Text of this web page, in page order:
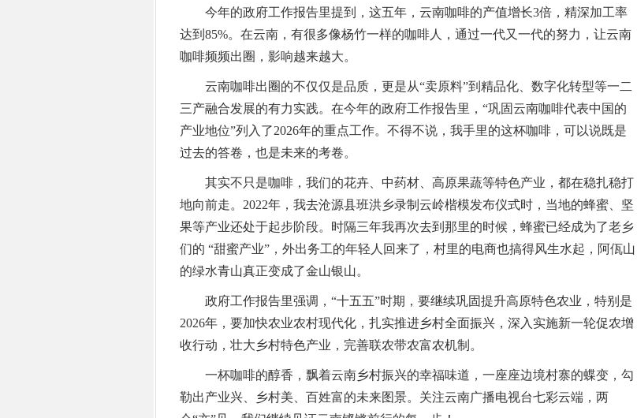
今年的政府工作报告里提到，这五年，云南咖啡的产值增长3倍，精深加工率
达到85%。在云南，有很多像杨竹一样的咖啡人，通过一代又一代的努力，让云南
咖啡频频出圈，影响越来越大。
云南咖啡出圈的不仅仅是品质，更是从“卖原料”到精品化、数字化转型等一二
三产融合发展的有力实践。在今年的政府工作报告里，“巩固云南咖啡代表中国的
产业地位”列入了2026年的重点工作。不得不说，我手里的这杯咖啡，可以说既是
过去的答卷，也是未来的考卷。
其实不只是咖啡，我们的花卉、中药材、高原果蔬等特色产业，都在稳扎稳打
地向前走。2022年，我去沧源县班洪乡录制云岭楷模发布仪式时，当地的蜂蜜、坚
果等产业还处于起步阶段。时隔三年我再次去到那里的时候，蜂蜜已经成为了老乡
们的 “甜蜜产业”，外出务工的年轻人回来了，村里的电商也搞得风生水起，阿佤山
的绿水青山真正变成了金山银山。
政府工作报告里强调，“十五五”时期，要继续巩固提升高原特色农业，特别是
2026年，要加快农业农村现代化，扎实推进乡村全面振兴，深入实施新一轮促农增
收行动，壮大乡村特色产业，完善联农带农富农机制。
一杯咖啡的醇香，飘着云南乡村振兴的幸福味道，一座座边境村寨的蝶变，勾
勒出产业兴、乡村美、百姓富的未来图景。关注云南广播电视台七彩云端，两